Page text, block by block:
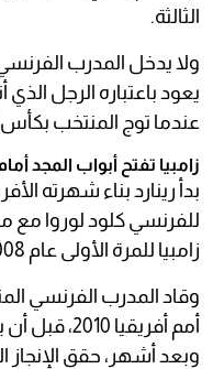
الثالثة.
ولا يدخل المدرب
عندما توج المنتخب بكأس أمم
زامبيا تفتح أبواب المجد
بدأ رينارد بناء شهرته
للفرنسي كلود لوروا مع
زامبيا للمرة الأولى عام 2008.
وقاد المدرب الفرنسي
وبعد أشهر، حقق الإنجاز